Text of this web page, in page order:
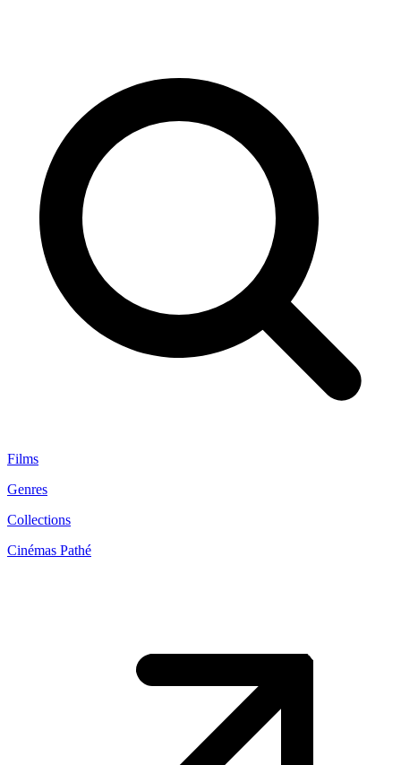
Films
Genres
Collections
Cinémas Pathé